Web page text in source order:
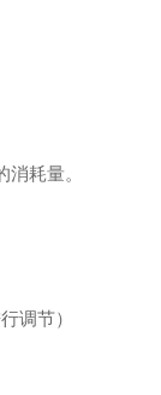
耗量。
调节）